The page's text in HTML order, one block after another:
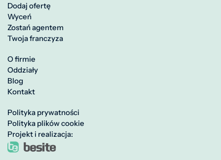
Dodaj ofertę
Wyceń
Zostań agentem
Twoja franczyza
O firmie
Oddziały
Blog
Kontakt
Polityka prywatności
Polityka plików cookie
Projekt i realizacja: